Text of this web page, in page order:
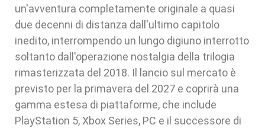
un'avventura completamente originale a quasi
due decenni di distanza dall'ultimo capitolo
inedito, interrompendo un lungo digiuno interrotto
soltanto dall'operazione nostalgia della trilogia
rimasterizzata del 2018. Il lancio sul mercato è
previsto per la primavera del 2027 e coprirà una
gamma estesa di piattaforme, che include
PlayStation 5, Xbox Series, PC e il successore di